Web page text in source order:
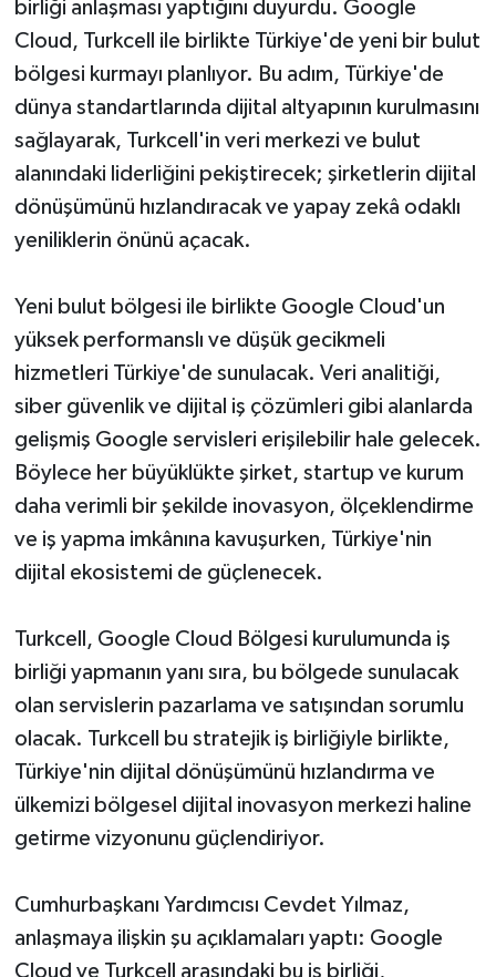
birliği anlaşması yaptığını duyurdu. Google
Cloud, Turkcell ile birlikte Türkiye'de yeni bir bulut
bölgesi kurmayı planlıyor. Bu adım, Türkiye'de
dünya standartlarında dijital altyapının kurulmasını
sağlayarak, Turkcell'in veri merkezi ve bulut
alanındaki liderliğini pekiştirecek; şirketlerin dijital
dönüşümünü hızlandıracak ve yapay zekâ odaklı
yeniliklerin önünü açacak.
Yeni bulut bölgesi ile birlikte Google Cloud'un
yüksek performanslı ve düşük gecikmeli
hizmetleri Türkiye'de sunulacak. Veri analitiği,
siber güvenlik ve dijital iş çözümleri gibi alanlarda
gelişmiş Google servisleri erişilebilir hale gelecek.
Böylece her büyüklükte şirket, startup ve kurum
daha verimli bir şekilde inovasyon, ölçeklendirme
ve iş yapma imkânına kavuşurken, Türkiye'nin
dijital ekosistemi de güçlenecek.
Turkcell, Google Cloud Bölgesi kurulumunda iş
birliği yapmanın yanı sıra, bu bölgede sunulacak
olan servislerin pazarlama ve satışından sorumlu
olacak. Turkcell bu stratejik iş birliğiyle birlikte,
Türkiye'nin dijital dönüşümünü hızlandırma ve
ülkemizi bölgesel dijital inovasyon merkezi haline
getirme vizyonunu güçlendiriyor.
Cumhurbaşkanı Yardımcısı Cevdet Yılmaz,
anlaşmaya ilişkin şu açıklamaları yaptı: Google
Cloud ve Turkcell arasındaki bu iş birliği,